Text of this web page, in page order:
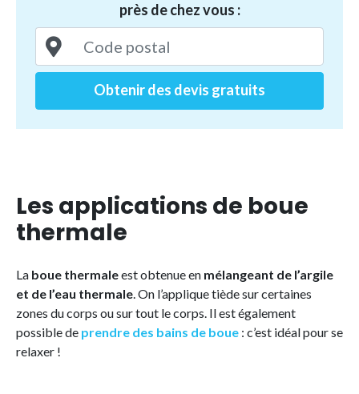
près de chez vous :
Obtenir des devis gratuits
Les applications de boue
thermale
La boue thermaleest obtenue en mélangeant de l’argile
et de l’eau thermale. On l’applique tiède sur certaines
zones du corps ou sur tout le corps. Il est également
possible de prendre des bains de boue : c’est idéal pour se
relaxer !